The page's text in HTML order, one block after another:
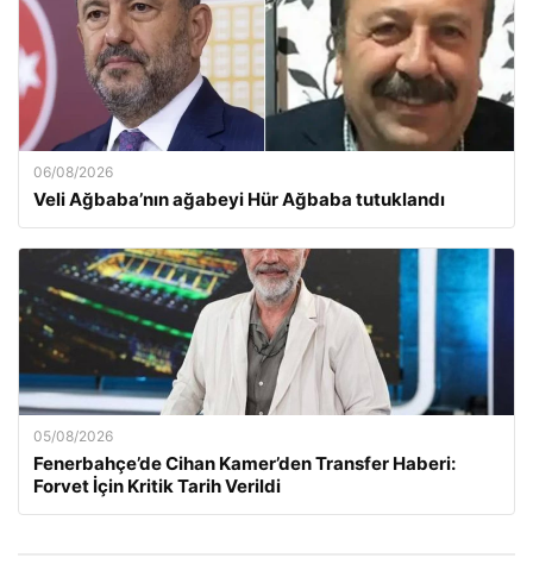
06/08/2026
Veli Ağbaba’nın ağabeyi Hür Ağbaba tutuklandı
05/08/2026
Fenerbahçe’de Cihan Kamer’den Transfer Haberi:
Forvet İçin Kritik Tarih Verildi